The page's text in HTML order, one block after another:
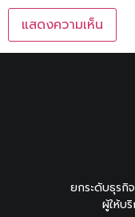
ยกระดับธุร
ผู้ให้บ